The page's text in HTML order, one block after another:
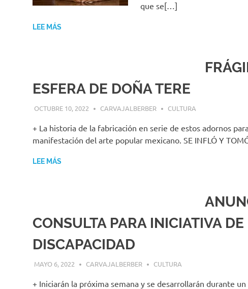
que se[…]
LEE MÁS
ESFERA DE DOÑA TERE
OCTUBRE 10, 2022 CARVAJALBERBER CULTURA
+ La historia de la fabricación en serie de estos adornos
manifestación del arte popular mexicano. SE INFLÓ Y
LEE MÁS
CONSULTA PARA INICIATIVA
DISCAPACIDAD
MAYO 6, 2022 CARVAJALBERBER CULTURA
+ Iniciarán la próxima semana y se desarrollarán durante